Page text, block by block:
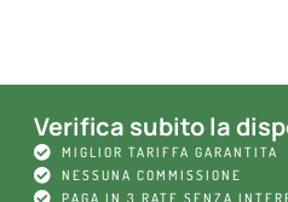
Verifica subito la
MIGLIOR TARIFFA GARANTITA
NESSUNA COMMISSIONE
PAGA IN 3 RATE SENZA